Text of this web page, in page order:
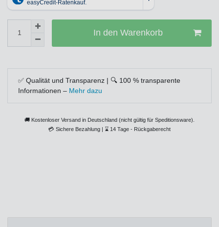
In den Warenkorb
✅ Qualität und Transparenz | 🔍 100 % transparente
Informationen – Mehr dazu
🚚 Kostenloser Versand in Deutschland (nicht gültig für Speditionsware).
💳 Sichere Bezahlung | ⌛ 14 Tage - Rückgaberecht